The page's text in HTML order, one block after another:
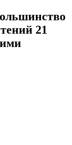
21